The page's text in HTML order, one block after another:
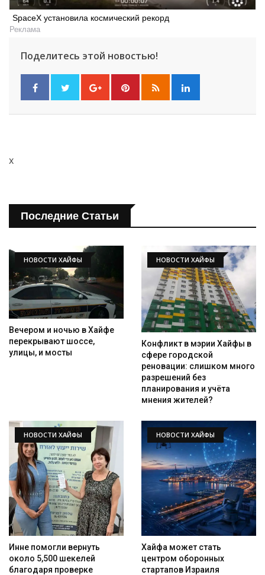
SpaceX установила космический рекорд
Реклама
Поделитесь этой новостью!
x
Последние Статьи
НОВОСТИ ХАЙФЫ
Вечером и ночью в Хайфе
перекрывают шоссе,
улицы, и мосты
НОВОСТИ ХАЙФЫ
Конфликт в мэрии Хайфы в
сфере городской
реновации: слишком много
разрешений без
планирования и учёта
мнения жителей?
НОВОСТИ ХАЙФЫ
Инне помогли вернуть
около 5,500 шекелей
благодаря проверке
НОВОСТИ ХАЙФЫ
Хайфа может стать
центром оборонных
стартапов Израиля